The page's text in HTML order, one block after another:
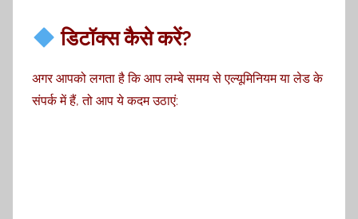
डिटॉक्स कैसे करें?
अगर आपको लगता है कि आप लम्बे समय से एल्यूमिनियम या लेड के
संपर्क में हैं, तो आप ये कदम उठाएं: